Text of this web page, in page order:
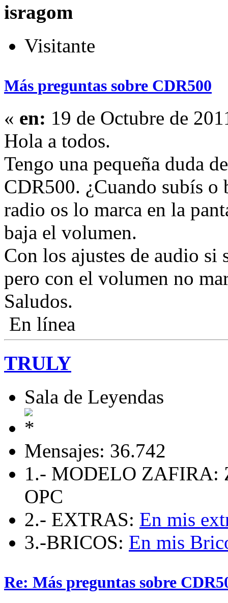
isragom
Visitante
Más preguntas sobre CDR500
« en: 19 de Octubre de
Hola a todos.
Tengo una pequeña duda
CDR500. ¿Cuando subís o
radio os lo marca en la
baja el volumen.
Con los ajustes de audio si
pero con el volumen no
Saludos.
En línea
TRULY
Sala de Leyendas
Mensajes: 36.742
1.- MODELO ZAFIRA:
OPC
2.- EXTRAS: En mis
3.-BRICOS: En mis
Re: Más preguntas sobre